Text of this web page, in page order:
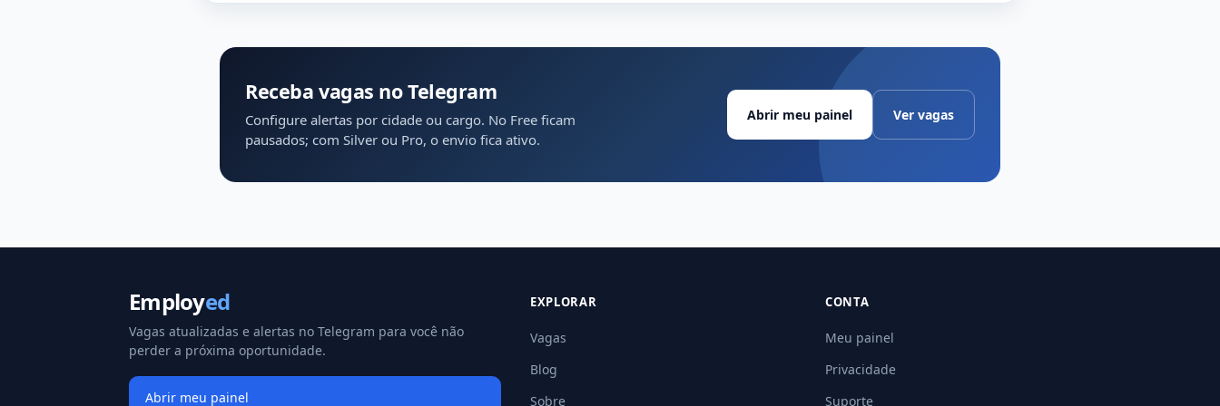
Receba vagas no Telegram
Configure alertas por cidade ou cargo. No Free ficam
pausados; com Silver ou Pro, o envio fica ativo.
Abrir meu painel Ver vagas
Employed
Vagas atualizadas e alertas no Telegram para você não
perder a próxima oportunidade.
Abrir meu painel
EXPLORAR
Vagas
Blog
Sobre
CONTA
Meu painel
Privacidade
Suporte